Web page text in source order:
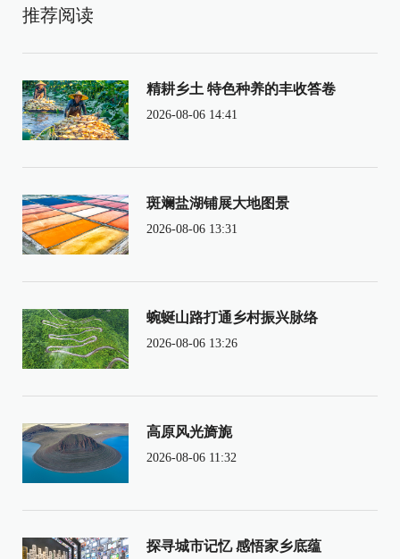
推荐阅读
精耕乡土 特色种养的丰收答卷
2026-08-06 14:41
斑斓盐湖铺展大地图景
2026-08-06 13:31
蜿蜒山路打通乡村振兴脉络
2026-08-06 13:26
高原风光旖旎
2026-08-06 11:32
探寻城市记忆 感悟家乡底蕴